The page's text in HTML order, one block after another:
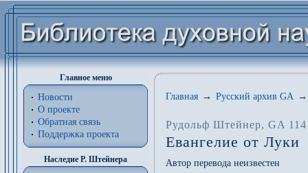
Главное меню
Новости
О проекте
Обратная связь
Поддержка проекта
Наследие Р. Штейнера
Главная → Русский архив GA →
Рудольф Штейнер, GA 114
Евангелие от Луки
Автор перевода неизвестен